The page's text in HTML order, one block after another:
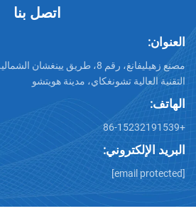
اتصل بنا
العنوان:
مصنع زهيليفانغ، رقم 8، طريق
التقنية العالية تشونغكاي، مدينة هويتشو
الهاتف:
+86-15232191539
البريد الإلكتروني:
[email protected]